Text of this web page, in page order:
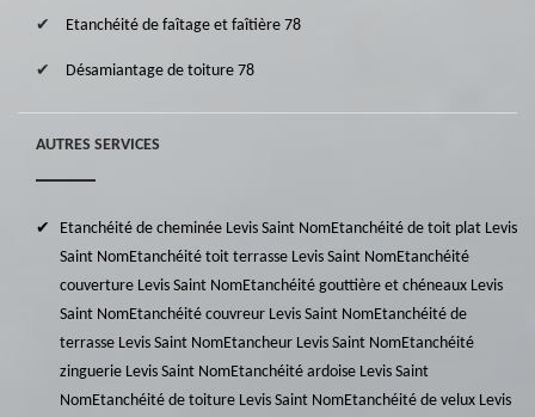
Etanchéité de faîtage et faîtière 78
Désamiantage de toiture 78
AUTRES SERVICES
Etanchéité de cheminée Levis Saint NomEtanchéité de toit plat Levis
Saint NomEtanchéité toit terrasse Levis Saint NomEtanchéité
couverture Levis Saint NomEtanchéité gouttière et chéneaux Levis
Saint NomEtanchéité couvreur Levis Saint NomEtanchéité de
terrasse Levis Saint NomEtancheur Levis Saint NomEtanchéité
zinguerie Levis Saint NomEtanchéité ardoise Levis Saint
NomEtanchéité de toiture Levis Saint NomEtanchéité de velux Levis